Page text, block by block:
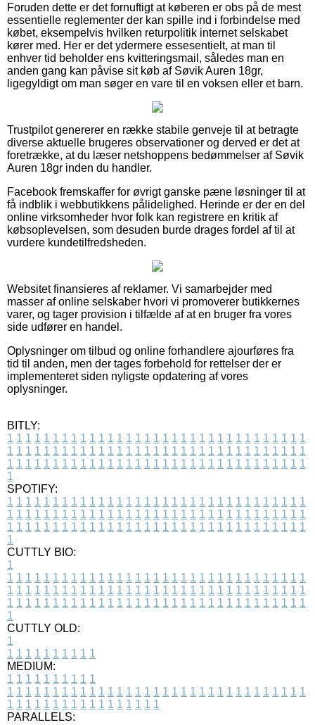
Foruden dette er det fornuftigt at køberen er obs på de mest
essentielle reglementer der kan spille ind i forbindelse med
købet, eksempelvis hvilken returpolitik internet selskabet
kører med. Her er det ydermere essesentielt, at man til
enhver tid beholder ens kvitteringsmail, således man en
anden gang kan påvise sit køb af Søvik Auren 18gr,
ligegyldigt om man søger en vare til en voksen eller et barn.
Trustpilot genererer en række stabile genveje til at betragte
diverse aktuelle brugeres observationer og derved er det at
foretrække, at du læser netshoppens bedømmelser af Søvik
Auren 18gr inden du handler.
Facebook fremskaffer for øvrigt ganske pæne løsninger til at
få indblik i webbutikkens pålidelighed. Herinde er der en del
online virksomheder hvor folk kan registrere en kritik af
købsoplevelsen, som desuden burde drages fordel af til at
vurdere kundetilfredsheden.
Websitet finansieres af reklamer. Vi samarbejder med
masser af online selskaber hvori vi promoverer butikkernes
varer, og tager provision i tilfælde af at en bruger fra vores
side udfører en handel.
Oplysninger om tilbud og online forhandlere ajourføres fra
tid til anden, men der tages forbehold for rettelser der er
implementeret siden nyligste opdatering af vores
oplysninger.
BITLY:
1 1 1 1 1 1 1 1 1 1 1 1 1 1 1 1 1 1 1 1 1 1 1 1 1 1 1 1 1 1 1 1 1
1 1 1 1 1 1 1 1 1 1 1 1 1 1 1 1 1 1 1 1 1 1 1 1 1 1 1 1 1 1 1 1 1
1 1 1 1 1 1 1 1 1 1 1 1 1 1 1 1 1 1 1 1 1 1 1 1 1 1 1 1 1 1 1 1 1
1
SPOTIFY:
1 1 1 1 1 1 1 1 1 1 1 1 1 1 1 1 1 1 1 1 1 1 1 1 1 1 1 1 1 1 1 1 1
1 1 1 1 1 1 1 1 1 1 1 1 1 1 1 1 1 1 1 1 1 1 1 1 1 1 1 1 1 1 1 1 1
1 1 1 1 1 1 1 1 1 1 1 1 1 1 1 1 1 1 1 1 1 1 1 1 1 1 1 1 1 1 1 1 1
1
CUTTLY BIO:
1
1 1 1 1 1 1 1 1 1 1 1 1 1 1 1 1 1 1 1 1 1 1 1 1 1 1 1 1 1 1 1 1 1
1 1 1 1 1 1 1 1 1 1 1 1 1 1 1 1 1 1 1 1 1 1 1 1 1 1 1 1 1 1 1 1 1
1 1 1 1 1 1 1 1 1 1 1 1 1 1 1 1 1 1 1 1 1 1 1 1 1 1 1 1 1 1 1 1 1
1
CUTTLY OLD:
1
1 1 1 1 1 1 1 1 1 1
MEDIUM:
1 1 1 1 1 1 1 1 1 1
1 1 1 1 1 1 1 1 1 1 1 1 1 1 1 1 1 1 1 1 1 1 1 1 1 1 1 1 1 1 1 1 1
1 1 1 1 1 1 1 1 1 1 1 1 1 1 1 1 1
PARALLELS: